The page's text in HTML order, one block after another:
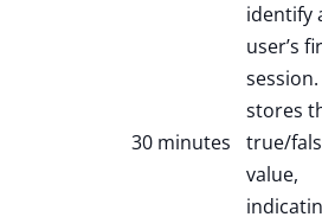
30 minutes
identify
user’s
stores
true/
value,